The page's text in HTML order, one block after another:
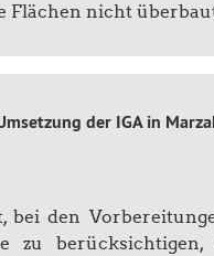
Flächen nicht
der IGA in
bei den
zu